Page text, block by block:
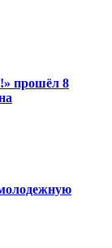
прошёл 8